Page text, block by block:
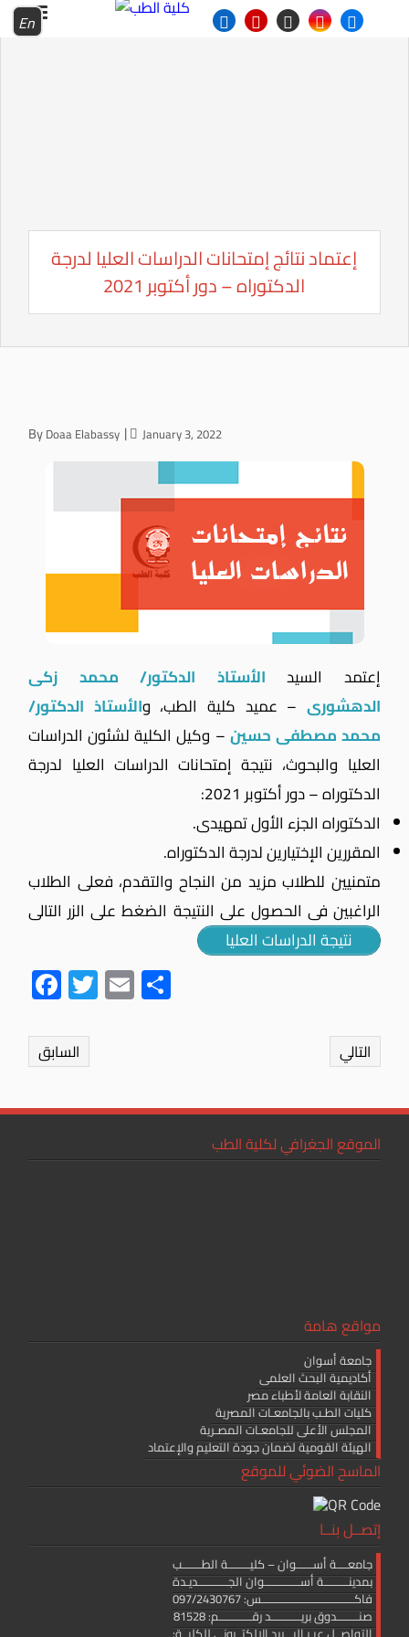
En
إعتماد نتائج إمتحانات الدراسات العليا لدرجة
الدكتوراه – دور أكتوبر 2021
ByDoaa Elabassy January 3, 2022
إعتمد السيد الأستاذ الدكتور/ محمد زكى
الدهشورى – عميد كلية الطب، والأستاذ الدكتور/
محمد مصطفى حسين– وكيل الكلية لشئون الدراسات
العليا والبحوث، نتيجة إمتحانات الدراسات العليا لدرجة
الدكتوراه – دور أكتوبر 2021:
الدكتوراه الجزء الأول تمهيدى.
المقررين الإختيارين لدرجة الدكتوراه.
متمنيين للطلاب مزيد من النجاح والتقدم، فعلى الطلاب
الراغبين فى الحصول على النتيجة الضغط على الزر التالى
نتيجة الدراسات العليا
Fac
ok
Twit
Ema
السابق التالي
الموقع الجغرافي لكلية الطب
مواقع هامة
جامعة أسوان
أكاديمية البحث العلمى
النقابة العامة لأطباء مصر
كليات الطـب بالجامعـات المصرية
المجلس الأعلى للجامعـات المصـرية
الهيئة القومية لضمان جودة التعليم والإعتماد
الماسح الضوئي للموقع
إتصــل بنــا
جامعــــة أســــــوان – كليــــــــة الطـــــــب
بمدينـــــــــة أســـــــــــــوان الجـــــــــــديـدة
فاكــــــــــــــــــــــــــــــــــس: 097/2430767
صنــــــــدوق بريـــــــــــد رقــــــــــــم: 81528